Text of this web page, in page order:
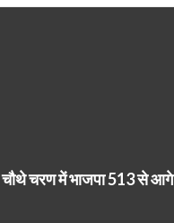
चरण में भाजपा 513 से आगे